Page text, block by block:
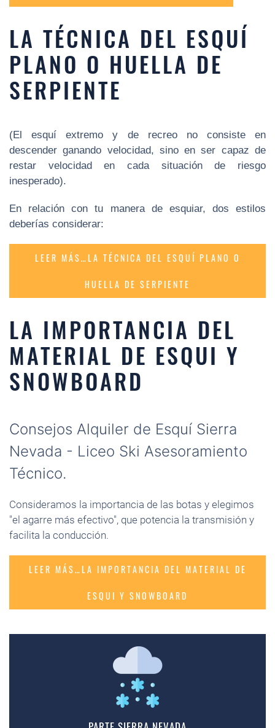
LA TÉCNICA DEL ESQUÍ
PLANO O HUELLA DE
SERPIENTE
(El esquí extremo y de recreo no consiste en
descender ganando velocidad, sino en ser capaz de
restar velocidad en cada situación de riesgo
inesperado).
En relación con tu manera de esquiar, dos estilos
deberías considerar:
LEER MÁS…LA TÉCNICA DEL ESQUÍ PLANO O
HUELLA DE SERPIENTE
LA IMPORTANCIA DEL
MATERIAL DE ESQUI Y
SNOWBOARD
Consejos Alquiler de Esquí Sierra
Nevada - Liceo Ski Asesoramiento
Técnico.
Consideramos la importancia de las botas y elegimos
"el agarre más efectivo", que potencia la transmisión y
facilita la conducción.
LEER MÁS…LA IMPORTANCIA DEL MATERIAL DE
ESQUI Y SNOWBOARD